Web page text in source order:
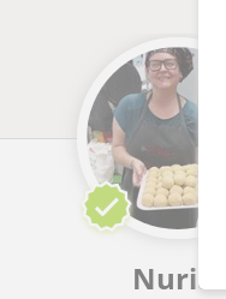
Nuria